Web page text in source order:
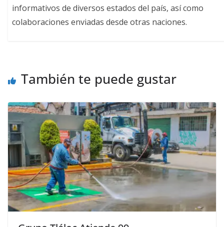
informativos de diversos estados del país, así como
colaboraciones enviadas desde otras naciones.
También te puede gustar